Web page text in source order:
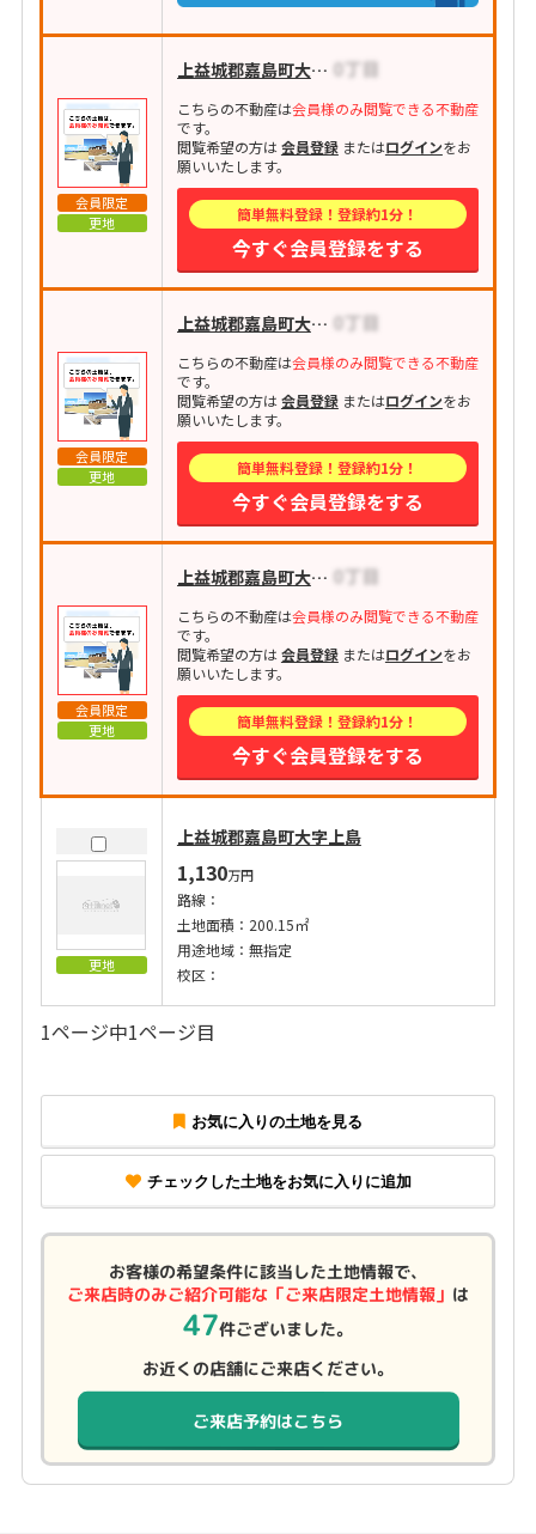
会員限定
更地
上益城郡嘉島町大字犬渕
こちらの不動産は会員様のみ閲覧できる不動産
です。
閲覧希望の方は会員登録またはログインをお
願いいたします。
簡単無料登録！登録約1分！
今すぐ会員登録をする
会員限定
更地
上益城郡嘉島町大字下六嘉
こちらの不動産は会員様のみ閲覧できる不動産
です。
閲覧希望の方は会員登録またはログインをお
願いいたします。
簡単無料登録！登録約1分！
今すぐ会員登録をする
会員限定
更地
上益城郡嘉島町大字上六嘉
こちらの不動産は会員様のみ閲覧できる不動産
です。
閲覧希望の方は会員登録またはログインをお
願いいたします。
簡単無料登録！登録約1分！
今すぐ会員登録をする
更地
上益城郡嘉島町大字上島
1,130万円
路線：
土地面積：200.15㎡
用途地域：無指定
校区：
1ページ中1ページ目
お気に入りの土地を見る
チェックした土地をお気に入りに追加
お客様の希望条件に該当した土地情報で、
ご来店時のみご紹介可能な「ご来店限定土地情報」 は
47件ございました。
お近くの店舗にご来店ください。
ご来店予約はこちら